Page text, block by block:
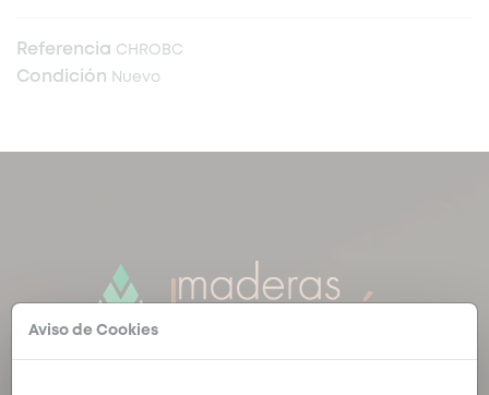
Aviso de Cookies
Referencia CHROBC
Condición Nuevo